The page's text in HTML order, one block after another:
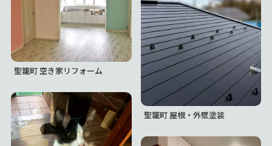
聖籠町 空き家リフォーム
聖籠町 屋根・外壁塗装